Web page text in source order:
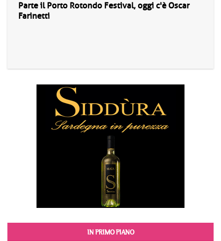
Parte il Porto Rotondo Festival, oggi c'è Oscar
Farinetti
IN PRIMO PIANO